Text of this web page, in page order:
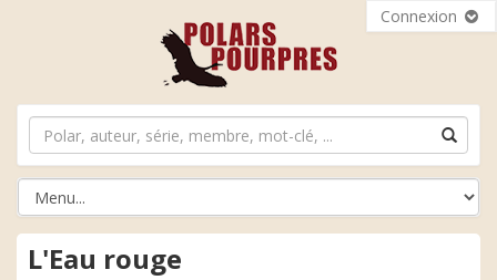
Connexion
L'Eau rouge